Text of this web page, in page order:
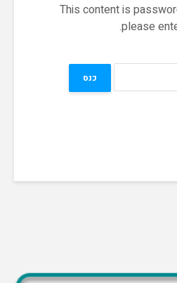
This content is
please